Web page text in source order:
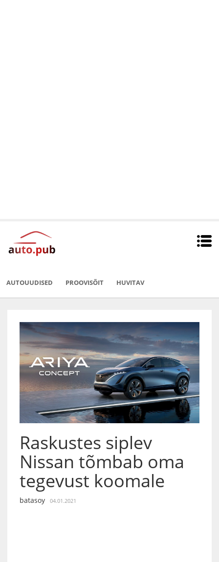
AUTOUUDISED PROOVISÕIT HUVITAV
Raskustes siplev
Nissan tõmbab oma
tegevust koomale
batasoy 04.01.2021